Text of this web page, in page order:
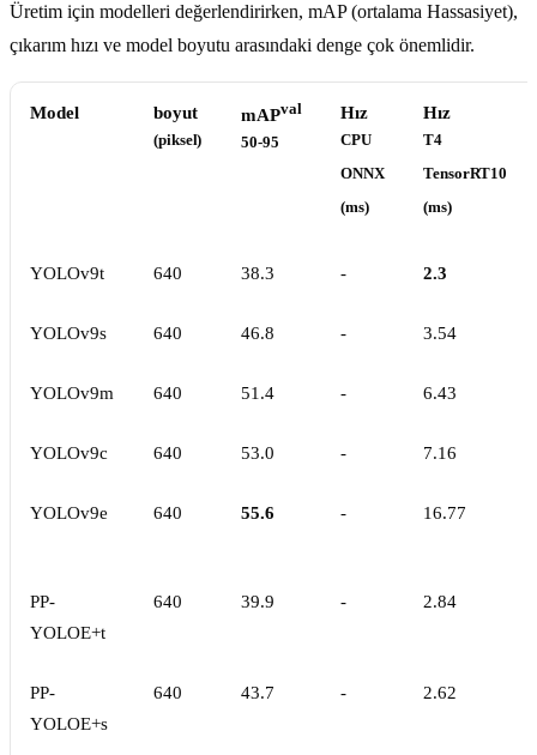
Üretim için modelleri değerlendirirken, mAP (ortalama Hassasiyet),
çıkarım hızı ve model boyutu arasındaki denge çok önemlidir.
Model boyut
(piksel)
mAPval
50-95
Hız
CPU
ONNX
(ms)
Hız
T4
TensorRT10
(ms)
YOLOv9t 640 38.3 - 2.3
YOLOv9s 640 46.8 - 3.54
YOLOv9m 640 51.4 - 6.43
YOLOv9c 640 53.0 - 7.16
YOLOv9e 640 55.6 - 16.77
PP-
YOLOE+t
640 39.9 - 2.84
PP-
YOLOE+s
640 43.7 - 2.62